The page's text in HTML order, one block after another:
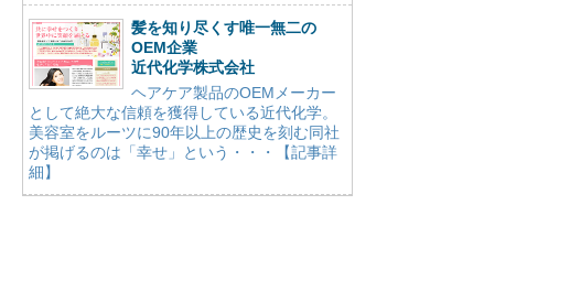
髪を知り尽くす唯一無二の
OEM企業
近代化学株式会社
ヘアケア製品のOEMメーカー
として絶大な信頼を獲得している近代化学。
美容室をルーツに90年以上の歴史を刻む同社
が掲げるのは「幸せ」という・・・【記事詳
細】